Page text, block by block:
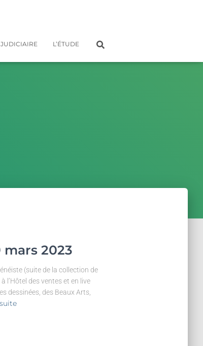
JUDICIAIRE L’ÉTUDE
2023
(suite de la collection de
l’Hôtel des ventes et en live
dessinées, des Beaux Arts,